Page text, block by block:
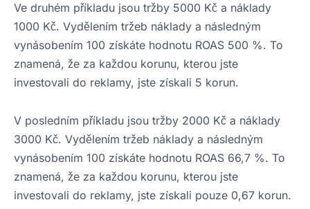
Ve druhém příkladu jsou tržby 5000 Kč a náklady
1000 Kč. Vydělením tržeb náklady a následným
vynásobením 100 získáte hodnotu ROAS 500 %. To
znamená, že za každou korunu, kterou jste
investovali do reklamy, jste získali 5 korun.
V posledním příkladu jsou tržby 2000 Kč a náklady
3000 Kč. Vydělením tržeb náklady a následným
vynásobením 100 získáte hodnotu ROAS 66,7 %. To
znamená, že za každou korunu, kterou jste
investovali do reklamy, jste získali pouze 0,67 korun.